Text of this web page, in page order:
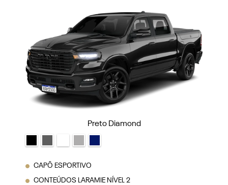
Preto Diamond
CAPÔ ESPORTIVO
CONTEÚDOS LARAMIE NÍVEL 2